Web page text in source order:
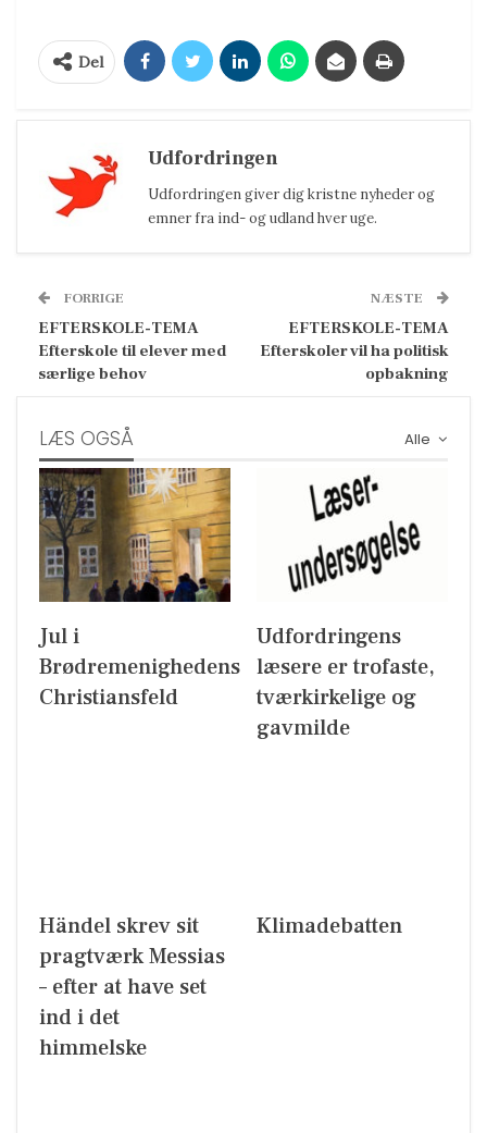
Del
Udfordringen
Udfordringen giver dig kristne nyheder og
emner fra ind- og udland hver uge.
FORRIGE
EFTERSKOLE-TEMA
Efterskole til elever med
særlige behov
NÆSTE
EFTERSKOLE-TEMA
Efterskoler vil ha politisk
opbakning
Alle
LÆS OGSÅ
Jul i
Brødremenighedens
Christiansfeld
Udfordringens
læsere er trofaste,
tværkirkelige og
gavmilde
Händel skrev sit
pragtværk Messias
– efter at have set
ind i det
himmelske
Klimadebatten